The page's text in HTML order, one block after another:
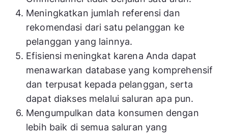
Meningkatkan jumlah referensi dan
rekomendasi dari satu pelanggan ke
pelanggan yang lainnya.
Efisiensi meningkat karena Anda dapat
menawarkan database yang komprehensif
dan terpusat kepada pelanggan, serta
dapat diakses melalui saluran apa pun.
Mengumpulkan data konsumen dengan
lebih baik di semua saluran yang